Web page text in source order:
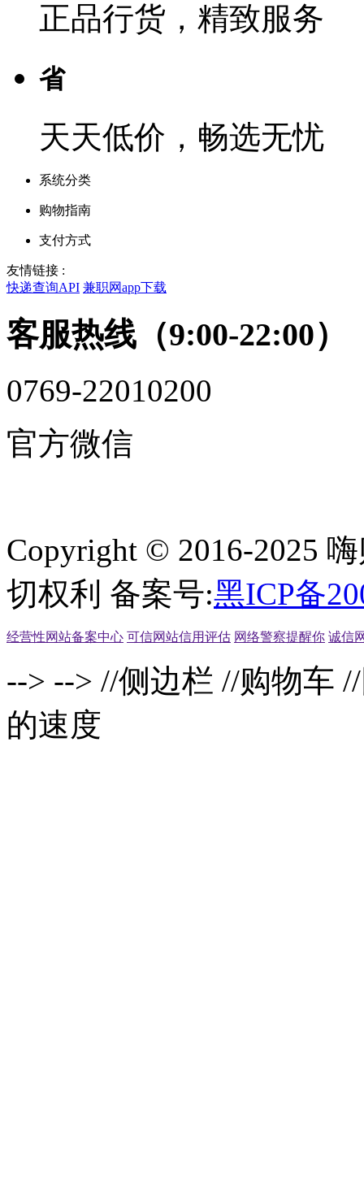
正品行货，精致服务
省
天天低价，畅选无忧
系统分类
购物指南
支付方式
友情链接 :
快递查询API 兼职网app下载
客服热线（9:00-22:00）
0769-22010200
官方微信
Copyright © 2016-2025
切权利 备案号:黑ICP备
经营性网站备案中心 可信网站信用评估 网络警察提醒你 诚信
--> --> //侧边栏 //购物车
的速度